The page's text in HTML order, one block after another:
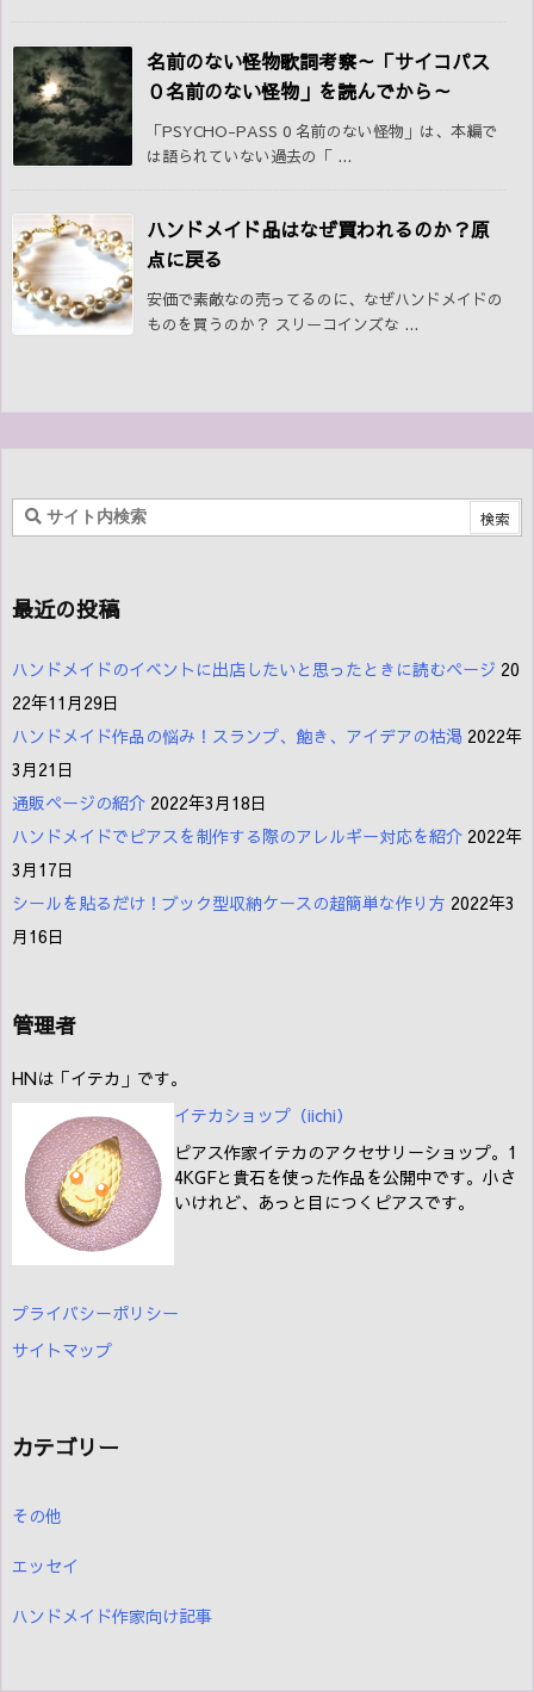
名前のない怪物歌詞考察～「サイコパス
０名前のない怪物」を読んでから～
「PSYCHO-PASS 0 名前のない怪物」は、本編で
は語られていない過去の「 ...
ハンドメイド品はなぜ買われるのか？原
点に戻る
安価で素敵なの売ってるのに、なぜハンドメイドの
ものを買うのか？ スリーコインズな ...
最近の投稿
ハンドメイドのイベントに出店したいと思ったときに読むページ 20
22年11月29日
ハンドメイド作品の悩み！スランプ、飽き、アイデアの枯渇 2022年
3月21日
通販ページの紹介 2022年3月18日
ハンドメイドでピアスを制作する際のアレルギー対応を紹介 2022年
3月17日
シールを貼るだけ！ブック型収納ケースの超簡単な作り方 2022年3
月16日
管理者
HNは「イテカ」です。
イテカショップ（iichi）
ピアス作家イテカのアクセサリーショップ。1
4KGFと貴石を使った作品を公開中です。小さ
いけれど、あっと目につくピアスです。
プライバシーポリシー
サイトマップ
カテゴリー
その他
エッセイ
ハンドメイド作家向け記事